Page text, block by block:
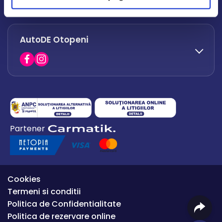
office.afumati@autode.ro
0730 063 852
0730 063 851
AutoDE Otopeni
0754 649 360
office.premium@autode.ro
Partener
Cookies
Termeni si conditii
Politica de Confidentialitate
Politica de rezervare online